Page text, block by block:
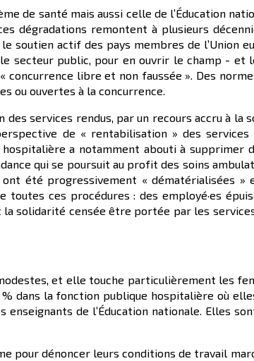
de santé mais aussi celle de l’Éducation
dégradations remontent à plusieurs
actif des pays membres de l’Union
secteur public, pour en ouvrir le champ -
libre et non faussée ». Des
ou ouvertes à la concurrence.
services rendus, par un recours accru à la
de « rentabilisation » des
a notamment abouti à
qui se poursuit au profit des soins
été progressivement « dématérialisées »
ces procédures : des employé·es
solidarité censée être portée par les
et elle touche particulièrement les
dans la fonction publique hospitalière où
de l’Éducation nationale. Elles
pour dénoncer leurs conditions de travail